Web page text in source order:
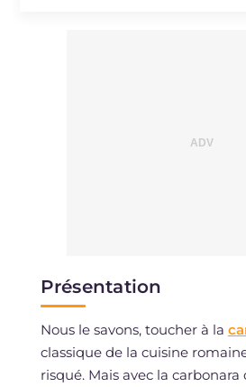
Présentation
Nous le savons, toucher à la
classique de la cuisine
risqué. Mais avec la